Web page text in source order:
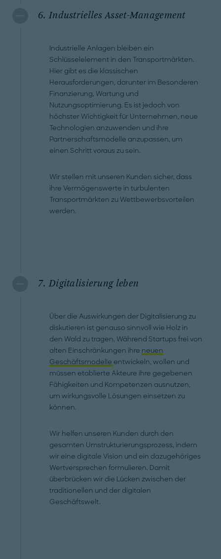
6. Industrielles Asset-Management
Industrielle Anlagen bleiben ein
Schlüsselelement in den Transportmärkten.
Hier gibt es die klassischen
Herausforderungen, darunter im Besonderen
Finanzierung, Wartung und
Nutzungsoptimierung. Es ist jedoch von
höchster Wichtigkeit für Unternehmen, neue
Technologien anzuwenden und ihre
Partnerschaftsmodelle anzupassen, um
einen Schritt voraus zu sein.
Wir stellen mit unseren Kunden sicher, dass
ihre Vermögenswerte in turbulenten
Transportmärkten zu Wettbewerbsvorteilen
werden.
7. Digitalisierung leben
Über die Auswirkungen der Digitalisierung zu
diskutieren ist genauso sinnvoll wie Holz in
den Wald zu tragen. Während Startups frei von
alten Einschränkungen ihre neuen
Geschäftsmodelle entwickeln, wollen und
müssen etablierte Akteure ihre gegebenen
Fähigkeiten und Kompetenzen ausnutzen,
um wirkungsvolle Lösungen einsetzen zu
können.
Wir helfen unseren Kunden durch den
gesamten Umstrukturierungsprozess, indem
wir eine digitale Vision und ein dazugehöriges
Wertversprechen formulieren. Damit
überbrücken wir die Lücken zwischen der
traditionellen und der digitalen
Geschäftswelt.